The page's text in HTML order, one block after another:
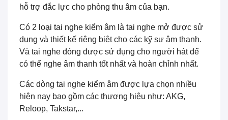
hỗ trợ đắc lực cho phòng thu âm của bạn.
Có 2 loại tai nghe kiểm âm là tai nghe mở được sử
dụng và thiết kế riêng biệt cho các kỹ sư âm thanh.
Và tai nghe đóng được sử dụng cho người hát để
có thể nghe âm thanh tốt nhất và hoàn chỉnh nhất.
Các dòng tai nghe kiểm âm được lựa chọn nhiều
hiện nay bao gồm các thương hiệu như: AKG,
Reloop, Takstar,...